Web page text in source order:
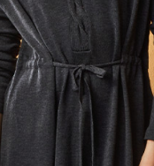
「AFTEE先享後
任。
４．使用「
即時審查核予不
結果請求用戶進
５．嚴禁一人註
形，恩沛科技股
每筆NT$80